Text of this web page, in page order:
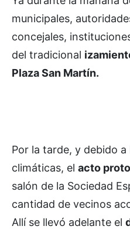
municipales,
concejales,
del tradicional
Plaza San Martín.
Por la tarde, y debido
climáticas, el acto
salón de la Sociedad
cantidad de vecinos
Allí se llevó adelante el